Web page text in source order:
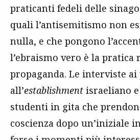
praticanti fedeli delle
quali l’antisemitismo non
nulla, e che pongono
l’ebraismo vero è la pratica
propaganda. Le interviste
all’establishment israeliano
studenti in gita che
coscienza dopo un’iniziale